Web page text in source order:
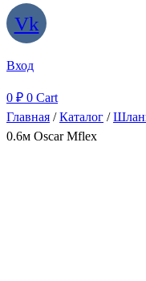
Vk
Вход
0 ₽ 0 Cart
Главная /Каталог /
0.6м Oscar Mflex